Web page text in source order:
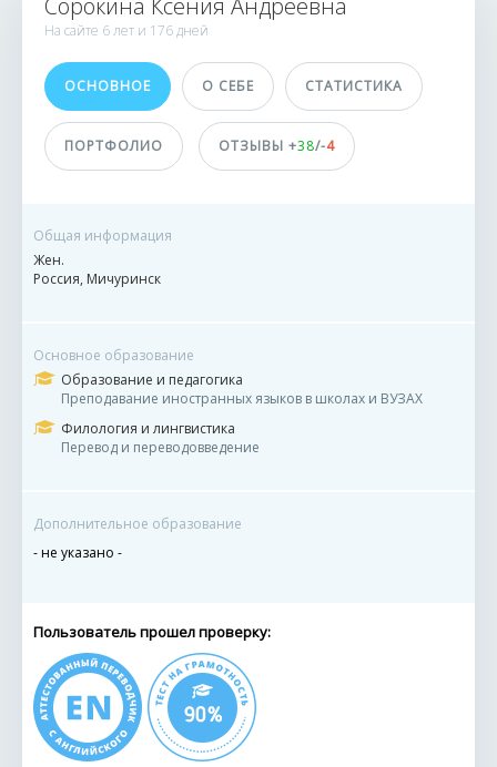
2388 заказов
40 сделок
Принимает оплату
На карту
На баланс eTXT
Сорокина Ксения Андреевна
На сайте 6 лет и 176 дней
ОСНОВНОЕ О СЕБЕ СТАТИСТИКА
ПОРТФОЛИО ОТЗЫВЫ +38/-4
Общая информация
Жен.
Россия, Мичуринск
Основное образование
Образование и педагогика
Преподавание иностранных языков в школах и ВУЗАХ
Филология и лингвистика
Перевод и переводовведение
Дополнительное образование
- не указано -
Пользователь прошел проверку: